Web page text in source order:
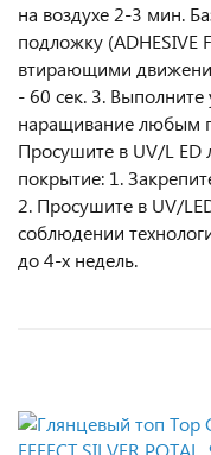
на воздухе 2-3 мин.
подложку (ADHESIVE
втирающими
- 60 сек. 3.
наращивание любым
Просушите в UV/L
покрытие: 1.
2. Просушите в UV/
соблюдении
до 4-х недель.